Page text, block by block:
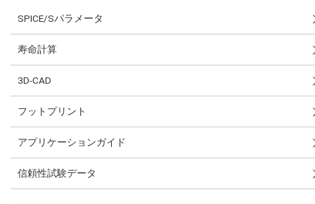
SPICE/Sパラメータ
寿命計算
3D-CAD
フットプリント
アプリケーションガイド
信頼性試験データ